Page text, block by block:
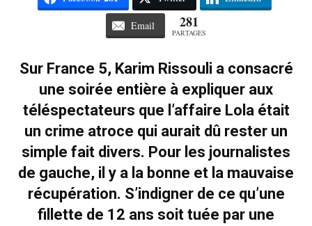
Email 281
PARTAGES
Sur France 5, Karim Rissouli a consacré
une soirée entière à expliquer aux
téléspectateurs que l’affaire Lola était
un crime atroce qui aurait dû rester un
simple fait divers. Pour les journalistes
de gauche, il y a la bonne et la mauvaise
récupération. S’indigner de ce qu’une
fillette de 12 ans soit tuée par une